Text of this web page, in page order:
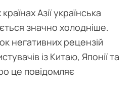
Азії українська
значно холодніше.
негативних рецензій
із Китаю, Японії та
це повідомляє